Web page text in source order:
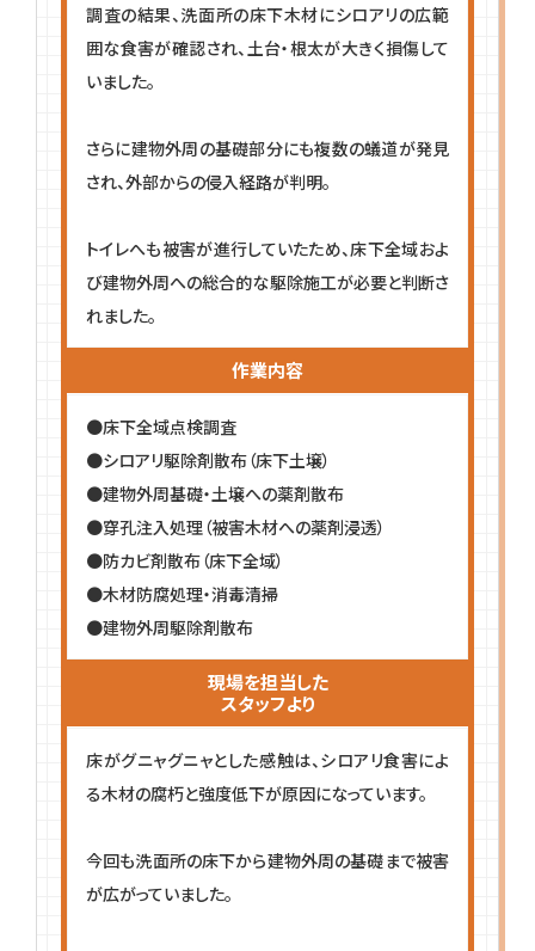
調査の結果、洗面所の床下木材にシロアリの広範
囲な食害が確認され、土台・根太が大きく損傷して
いました。
さらに建物外周の基礎部分にも複数の蟻道が発見
され、外部からの侵入経路が判明。
トイレへも被害が進行していたため、床下全域およ
び建物外周への総合的な駆除施工が必要と判断さ
れました。
作業内容
●床下全域点検調査
●シロアリ駆除剤散布（床下土壌）
●建物外周基礎・土壌への薬剤散布
●穿孔注入処理（被害木材への薬剤浸透）
●防カビ剤散布（床下全域）
●木材防腐処理・消毒清掃
●建物外周駆除剤散布
現場を担当した
スタッフより
床がグニャグニャとした感触は、シロアリ食害によ
る木材の腐朽と強度低下が原因になっています。
今回も洗面所の床下から建物外周の基礎まで被害
が広がっていました。